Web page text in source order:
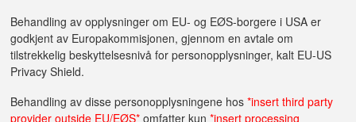
Behandling av opplysninger om EU- og EØS-borgere i USA er
godkjent av Europakommisjonen, gjennom en avtale om
tilstrekkelig beskyttelsesnivå for personopplysninger, kalt EU-US
Privacy Shield.
Behandling av disse personopplysningene hos*insert third party
provider outside EU/EØS* omfatter kun*insert processing